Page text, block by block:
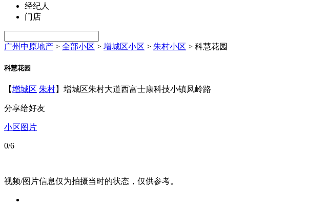
经纪人
门店
广州中原地产 > 全部小区 > 增城区小区 > 朱村小区 > 科慧花园
科慧花园
【增城区 朱村】增城区朱村大道西富士康科技小镇凤岭路
分享给好友
小区图片
0/6
视频/图片信息仅为拍摄当时的状态，仅供参考。